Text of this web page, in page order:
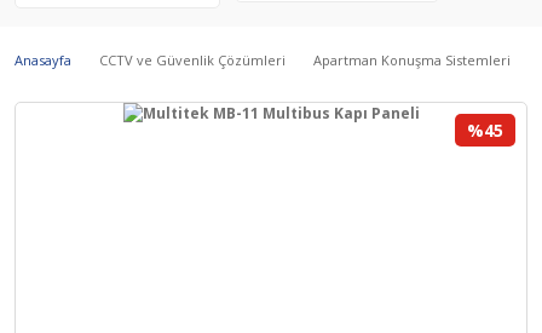
Anasayfa CCTV ve Güvenlik Çözümleri Apartman Konuşma Sistemleri
%45